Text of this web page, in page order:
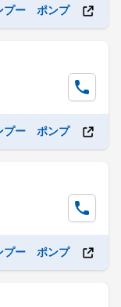
プー ポンプ
プー ポンプ
プー ポンプ